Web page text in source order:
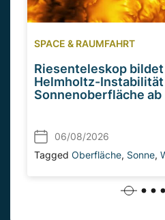
SPACE & RAUMFAHRT
Riesenteleskop
Helmholtz-Instabilität
Sonnenoberfläche ab
06/08/2026
Tagged Oberfläche, Sonne,